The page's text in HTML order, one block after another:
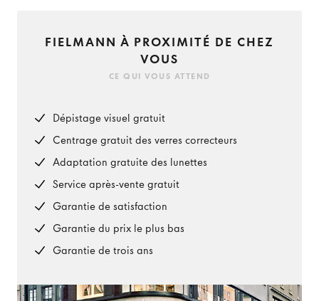
FIELMANN À PROXIMITÉ DE CHEZ
VOUS
CE QUI VOUS ATTEND
Dépistage visuel gratuit
Centrage gratuit des verres correcteurs
Adaptation gratuite des lunettes
Service après-vente gratuit
Garantie de satisfaction
Garantie du prix le plus bas
Garantie de trois ans